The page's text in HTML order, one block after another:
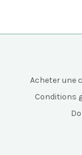
Acheter une
Conditions